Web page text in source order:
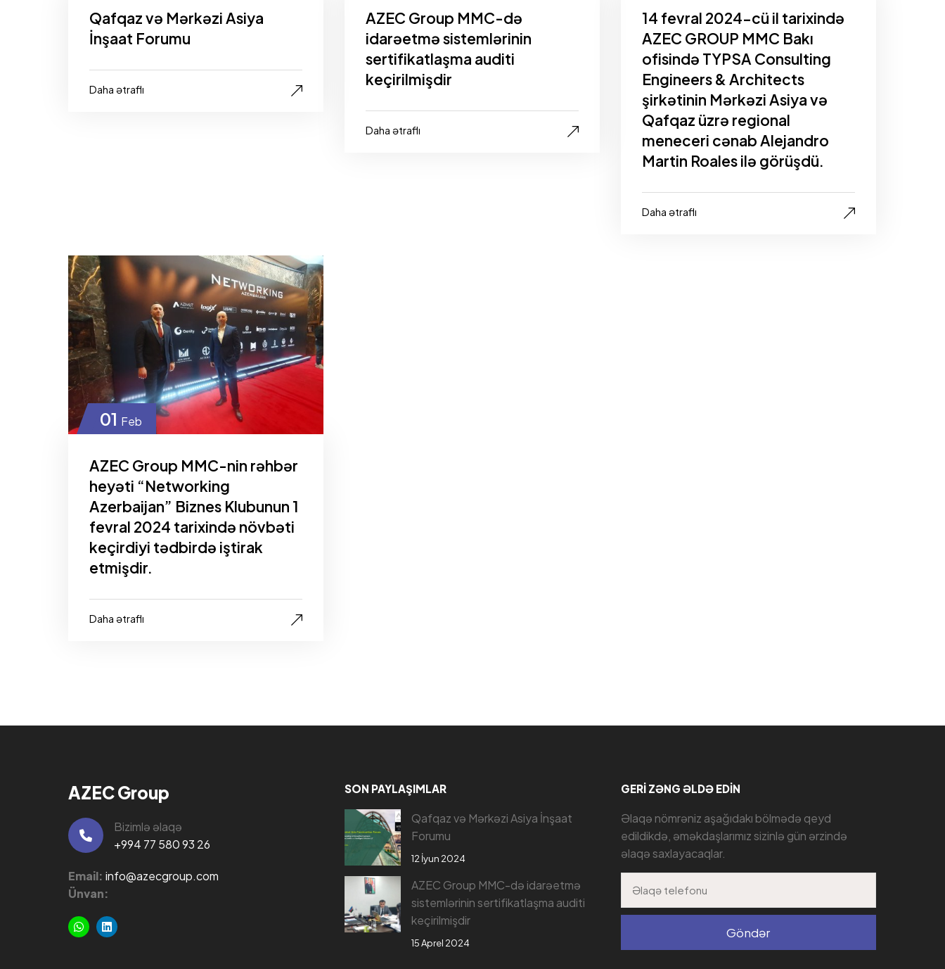
Qafqaz və Mərkəzi Asiya
İnşaat Forumu
Daha ətraflı
AZEC Group MMC-də
idarəetmə sistemlərinin
sertifikatlaşma auditi
keçirilmişdir
Daha ətraflı
14 fevral 2024-cü il tarixində
AZEC GROUP MMC Bakı
ofisində TYPSA Consulting
Engineers & Architects
şirkətinin Mərkəzi Asiya və
Qafqaz üzrə regional
meneceri cənab Alejandro
Martin Roales ilə görüşdü.
Daha ətraflı
01 Feb
AZEC Group MMC-nin rəhbər
heyəti “Networking
Azerbaijan” Biznes Klubunun 1
fevral 2024 tarixində növbəti
keçirdiyi tədbirdə iştirak
etmişdir.
Daha ətraflı
AZEC Group
Bizimlə əlaqə
+994 77 580 93 26
Email: info@azecgroup.com
Ünvan:
SON PAYLAŞIMLAR
Qafqaz və Mərkəzi Asiya İnşaat
Forumu
12 İyun 2024
AZEC Group MMC-də idarəetmə
sistemlərinin sertifikatlaşma auditi
keçirilmişdir
15 Aprel 2024
GERI ZƏNG ƏLDƏ EDIN
Əlaqə nömrəniz aşağıdakı bölmədə qeyd
edildikdə, əməkdaşlarımız sizinlə gün ərzində
əlaqə saxlayacaqlar.
Göndər